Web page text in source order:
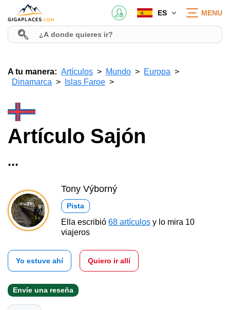
ES MENU
A tu manera: Artículos Mundo
Europa
Dinamarca
Islas Faroe
Artículo Sajón
...
Tony Výborný
Pista
Ella escribió 68 artículos y lo mira 10
viajeros
Yo estuve ahí Quiero ir allí
Envíe una reseña